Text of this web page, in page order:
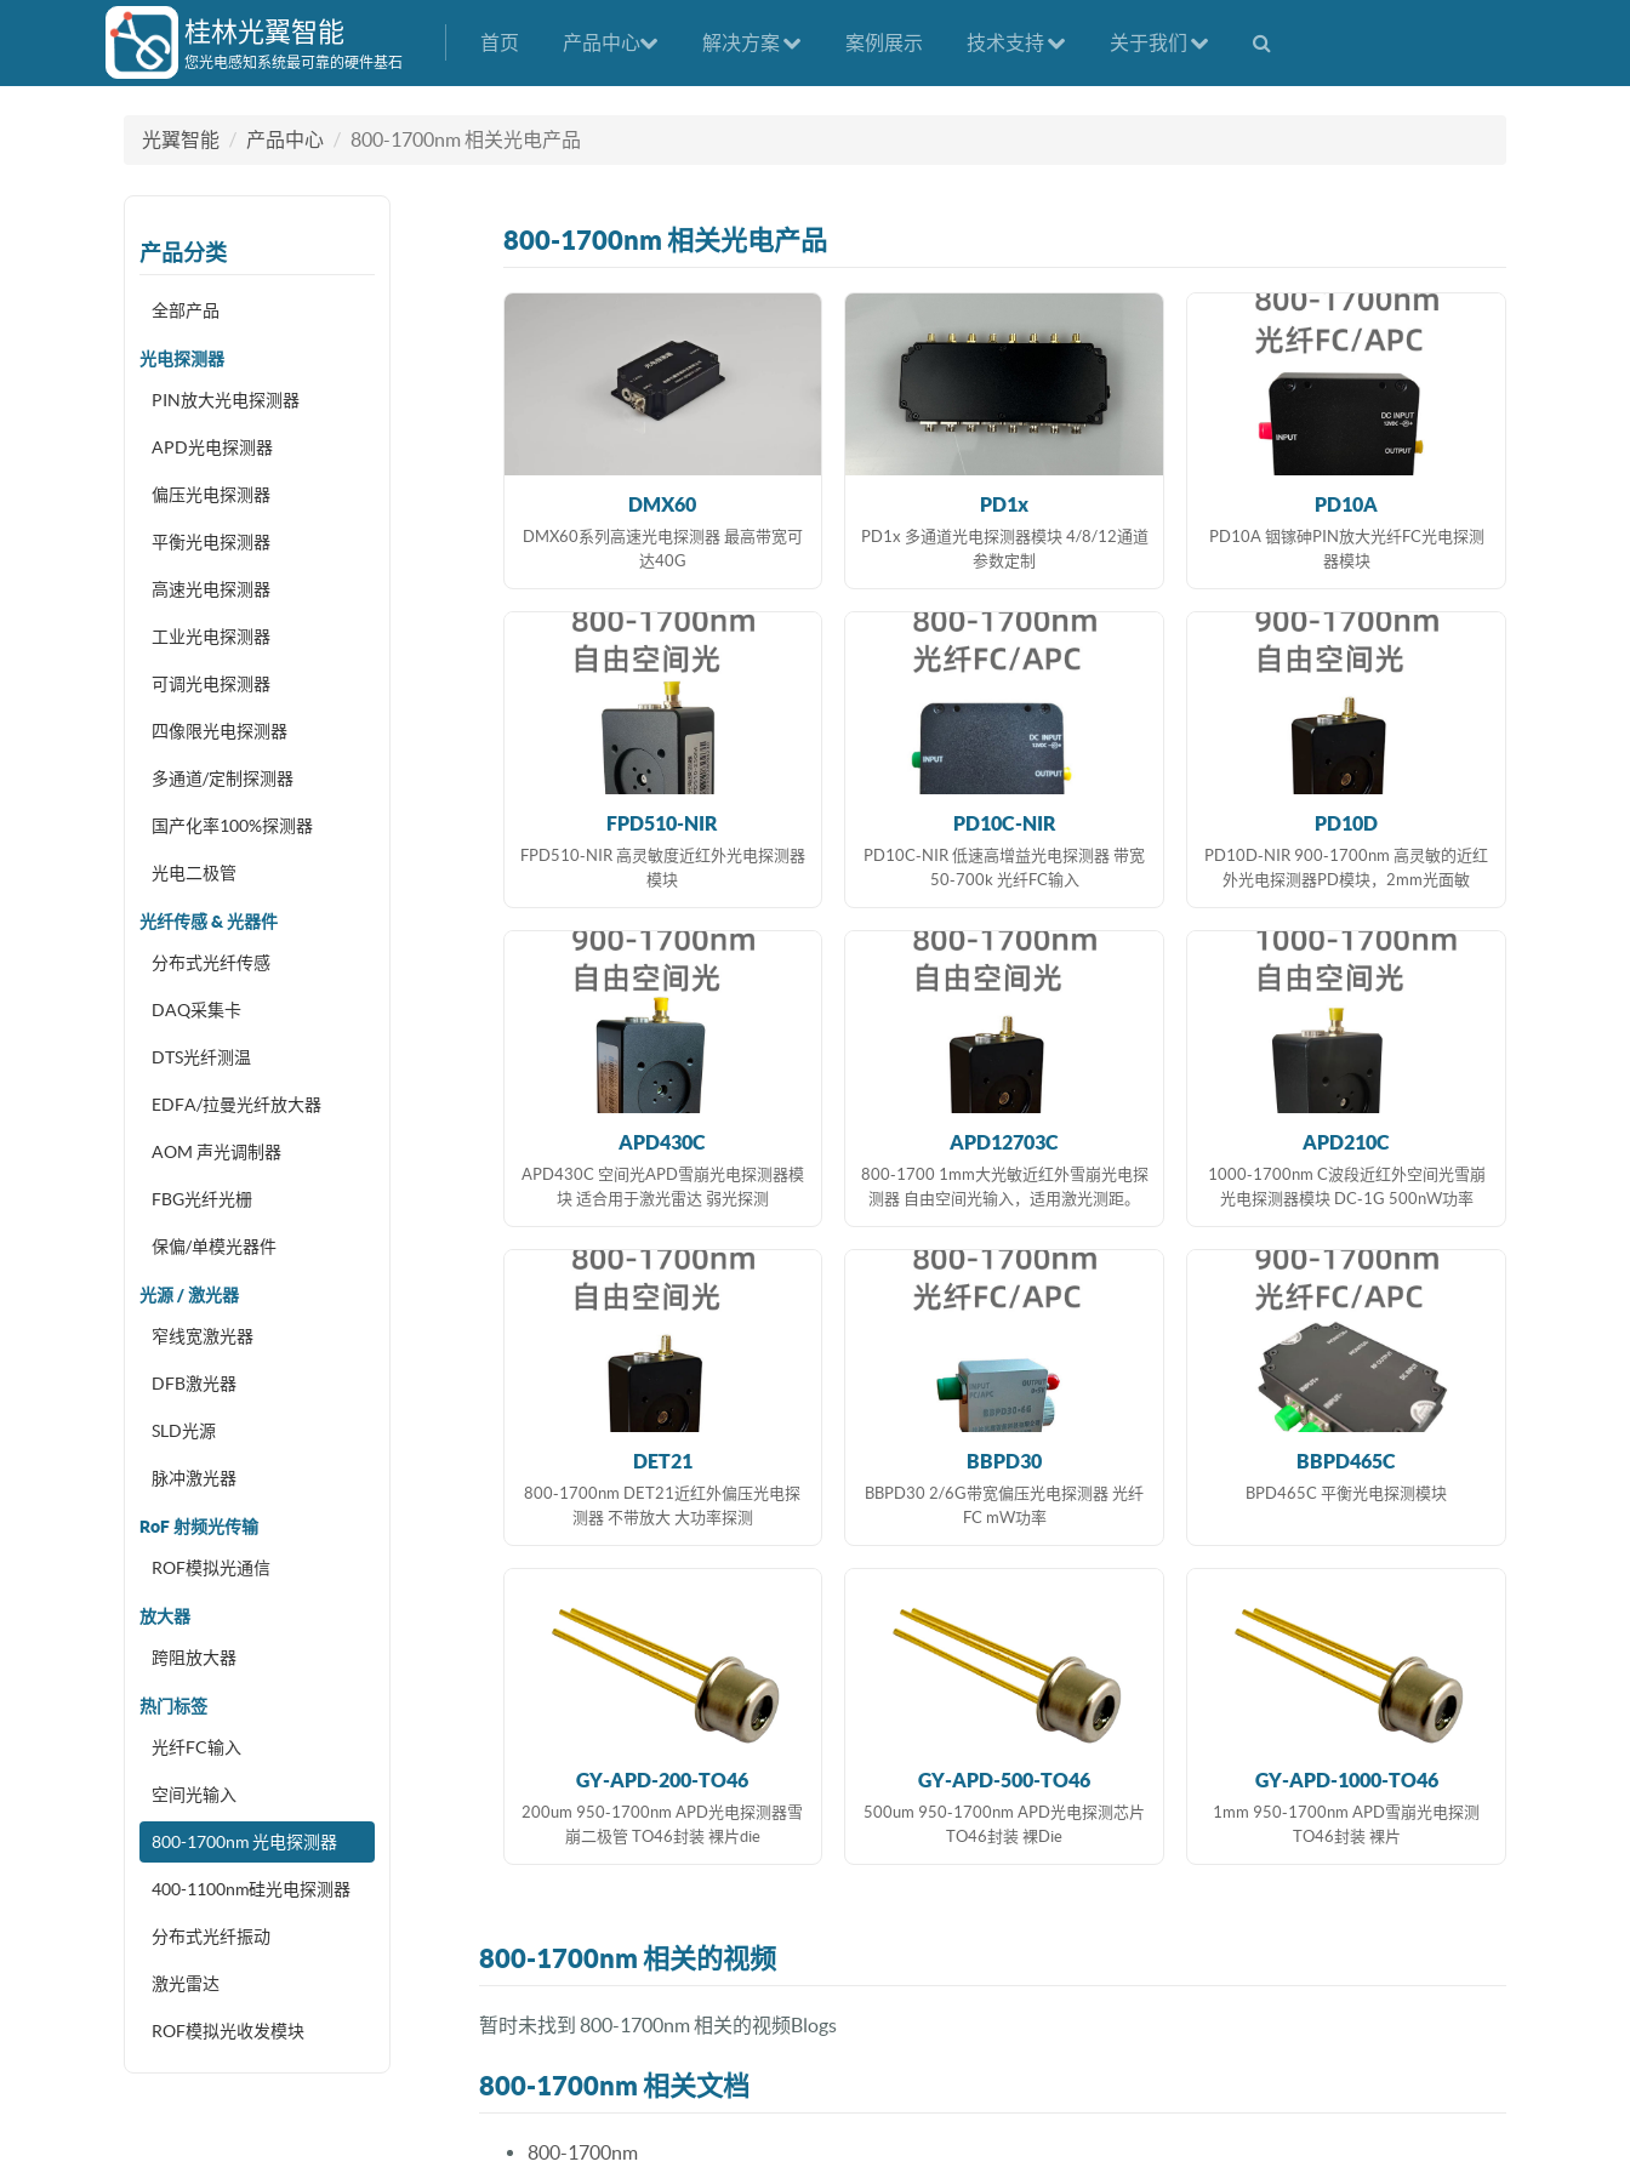
桂林光翼智能
您光电感知系统最可靠的硬件基石
首页 产品中心 解决方案 案例展示 技术支持 关于我们
光翼智能 产品中心 800-1700nm 相关光电产品
产品分类
全部产品
光电探测器
PIN放大光电探测器
APD光电探测器
偏压光电探测器
平衡光电探测器
高速光电探测器
工业光电探测器
可调光电探测器
四像限光电探测器
多通道/定制探测器
国产化率100%探测器
光电二极管
光纤传感 & 光器件
分布式光纤传感
DAQ采集卡
DTS光纤测温
EDFA/拉曼光纤放大器
AOM 声光调制器
FBG光纤光栅
保偏/单模光器件
光源 / 激光器
窄线宽激光器
DFB激光器
SLD光源
脉冲激光器
RoF 射频光传输
ROF模拟光通信
放大器
跨阻放大器
热门标签
光纤FC输入
空间光输入
800-1700nm 光电探测器
400-1100nm硅光电探测器
分布式光纤振动
激光雷达
ROF模拟光收发模块
800-1700nm 相关光电产品
DMX60
DMX60系列高速光电探测器 最高带宽可
达40G
PD1x
PD1x 多通道光电探测器模块 4/8/12通道
参数定制
PD10A
PD10A 铟镓砷PIN放大光纤FC光电探测
器模块
FPD510-NIR
FPD510-NIR 高灵敏度近红外光电探测器
模块
PD10C-NIR
PD10C-NIR 低速高增益光电探测器 带宽
50-700k 光纤FC输入
PD10D
PD10D-NIR 900-1700nm 高灵敏的近红
外光电探测器PD模块，2mm光面敏
APD430C
APD430C 空间光APD雪崩光电探测器模
块 适合用于激光雷达 弱光探测
APD12703C
800-1700 1mm大光敏近红外雪崩光电探
测器 自由空间光输入，适用激光测距。
APD210C
1000-1700nm C波段近红外空间光雪崩
光电探测器模块 DC-1G 500nW功率
DET21
800-1700nm DET21近红外偏压光电探
测器 不带放大 大功率探测
BBPD30
BBPD30 2/6G带宽偏压光电探测器 光纤
FC mW功率
BBPD465C
BPD465C 平衡光电探测模块
GY-APD-200-TO46
200um 950-1700nm APD光电探测器雪
崩二极管 TO46封装 裸片die
GY-APD-500-TO46
500um 950-1700nm APD光电探测芯片
TO46封装 裸Die
GY-APD-1000-TO46
1mm 950-1700nm APD雪崩光电探测
TO46封装 裸片
800-1700nm 相关的视频
暂时未找到 800-1700nm 相关的视频Blogs
800-1700nm 相关文档
800-1700nm